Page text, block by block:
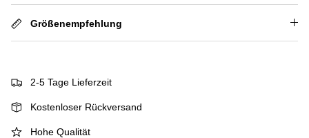
Größenempfehlung
2-5 Tage Lieferzeit
Kostenloser Rückversand
Hohe Qualität